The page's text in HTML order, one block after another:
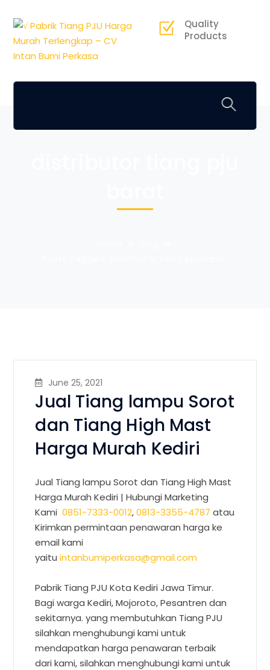
Quality
Products
June 25, 2021
Jual Tiang lampu Sorot
dan Tiang High Mast
Harga Murah Kediri
Jual Tiang lampu Sorot dan Tiang High Mast
Harga Murah Kediri |Hubungi Marketing
Kami0851-7333-0012,0813-3355-4787 atau
Kirimkan permintaan penawaran harga ke
email kami
yaituintanbumiperkasa@gmail.com
Pabrik Tiang PJU Kota Kediri Jawa Timur.
Bagi warga Kediri, Mojoroto, Pesantren dan
sekitarnya. yang membutuhkan Tiang PJU
silahkan menghubungi kami untuk
mendapatkan harga penawaran terbaik
dari kami, silahkan menghubungi kami untuk